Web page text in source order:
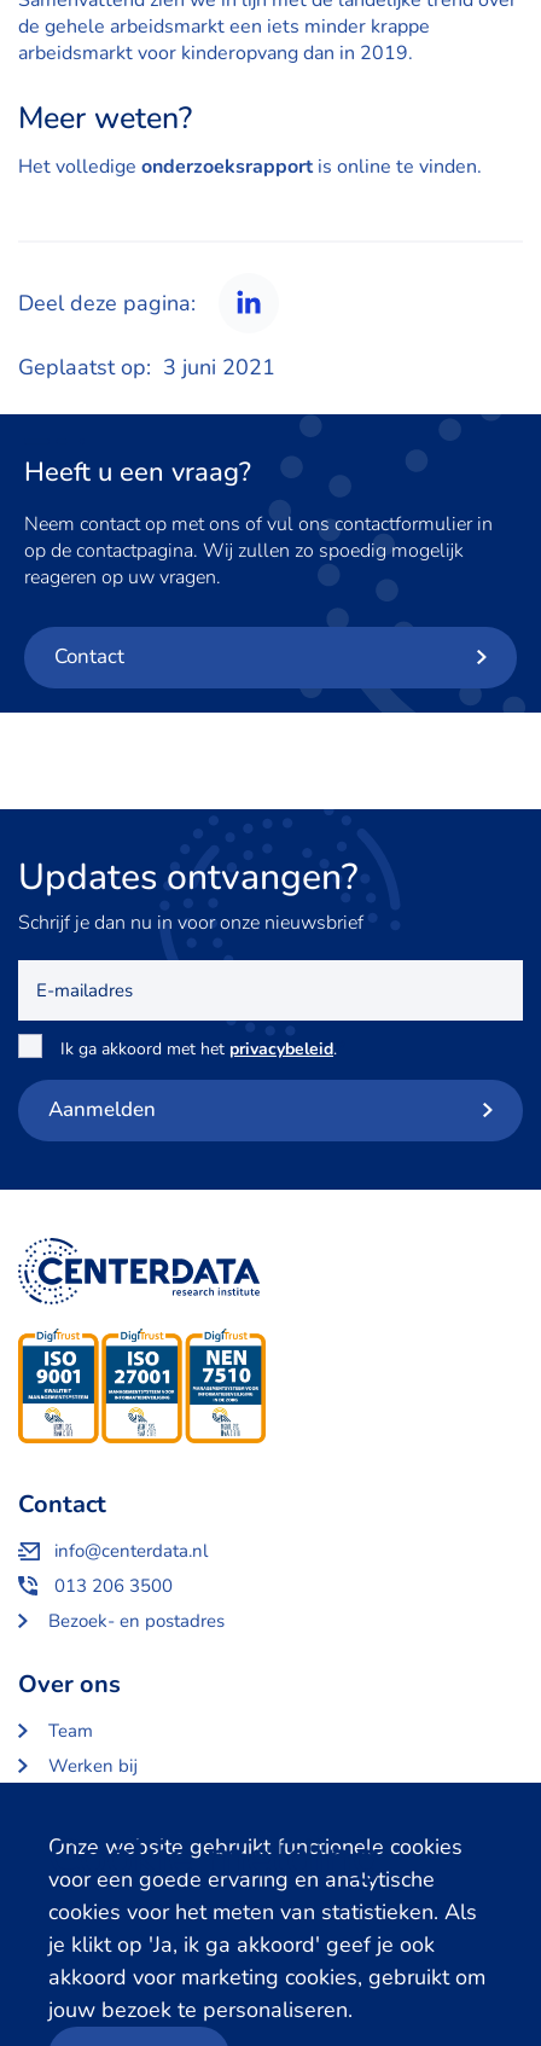
Cookie melding
Onze website gebruikt functionele cookies
voor een goede ervaring en analytische
cookies voor het meten van statistieken. Als
je klikt op 'Ja, ik ga akkoord' geef je ook
akkoord voor marketing cookies, gebruikt om
jouw bezoek te personaliseren.
de gehele arbeidsmarkt een iets minder krappe
arbeidsmarkt voor kinderopvang dan in 2019.
Meer weten?
Het volledige onderzoeksrapportis online te vinden.
Deel deze pagina:
LinkedIn
Geplaatst op: 3 juni 2021
Heeft u een vraag?
Neem contact op met ons of vul ons contactformulier in
op de contactpagina. Wij zullen zo spoedig mogelijk
reageren op uw vragen.
Contact
Updates ontvangen?
Schrijf je dan nu in voor onze nieuwsbrief
mailadres
Toestemming
Ik ga akkoord met het privacybeleid.
Aanmelden
Contact
info@centerdata.nl
013 206 3500
Bezoek- en postadres
Over ons
Team
Werken bij
Partners en opdrachtgevers
Gerelateerde databanken
LISS Data Archive
SHARE Data Access
DHS Data Access